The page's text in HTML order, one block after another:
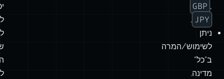
GBP ,
JPY
.
ניתן
לשימוש/המרה
ב”כל”
מדינה.